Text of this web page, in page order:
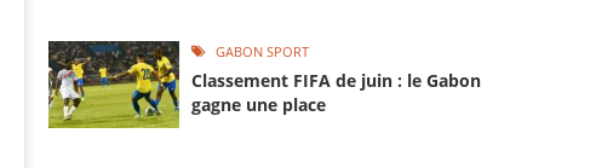
GABON SPORT
Classement FIFA de juin : le Gabon
gagne une place